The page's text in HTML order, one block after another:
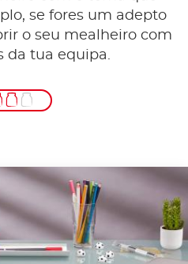
se fores um adepto
o seu mealheiro com
da tua equipa.